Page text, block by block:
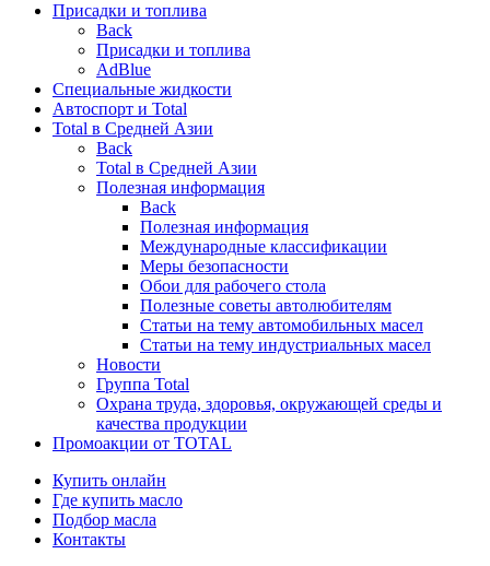
Присадки и топлива
Back
Присадки и топлива
AdBlue
Специальные жидкости
Автоспорт и Total
Total в Средней Азии
Back
Total в Средней Азии
Полезная информация
Back
Полезная информация
Международные классификации
Меры безопасности
Обои для рабочего стола
Полезные советы автолюбителям
Статьи на тему автомобильных масел
Статьи на тему индустриальных масел
Новости
Группа Total
Охрана труда, здоровья, окружающей среды и
качества продукции
Промоакции от TOTAL
Купить онлайн
Где купить масло
Подбор масла
Контакты